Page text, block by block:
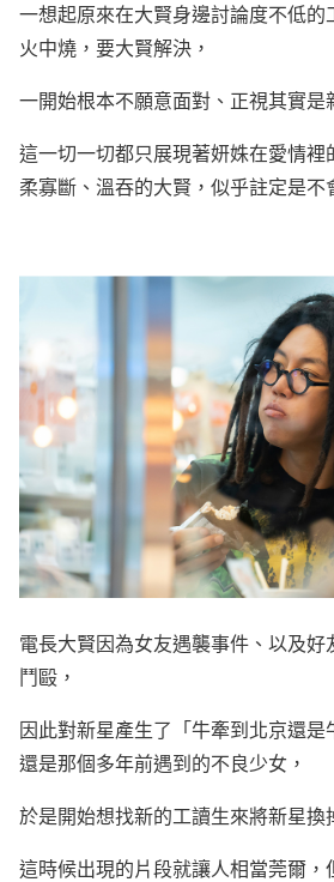
一想起原來在大賢身邊討論度不低
火中燒，要大賢解決，
一開始根本不願意面對、正視其實是
這一切一切都只展現著妍姝在愛情
柔寡斷、溫吞的大賢，似乎註定是不
電長大賢因為女友遇襲事件、以及好
鬥毆，
因此對新星產生了「牛牽到北京還是
還是那個多年前遇到的不良少女，
於是開始想找新的工讀生來將新星換
這時候出現的片段就讓人相當莞爾，